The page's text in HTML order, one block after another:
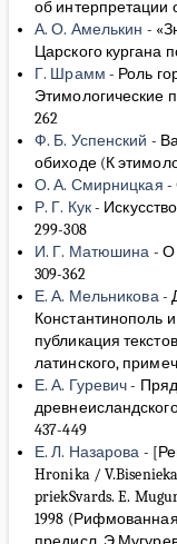
об интерпретации
А. О. Амелькин -
Царского кургана
Г. Шрамм - Роль
Этимологические
262
Ф. Б. Успенский -
обиходе (К
О. А. Смирницкая -
Р. Г. Кук-
299-308
И. Г. Матюшина - О
309-362
Е. А. Мельникова-
Константинополь
публикация
латинского,
Е. А. Гуревич -
437-449
Е. Л. Назарова -
Hronika /
priekSvards. E.
1998